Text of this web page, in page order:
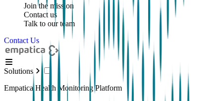
Join the mission
Contact us
Talk to our team
Contact Us
Solutions
Empatica Health Monitoring Platform